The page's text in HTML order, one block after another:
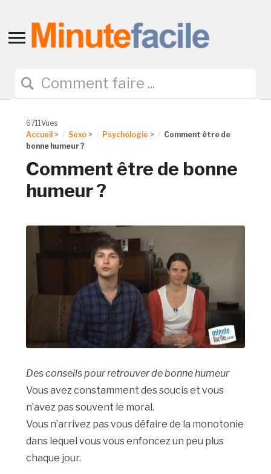
Toggle
navigation
6711Vues
Accueil > Sexo > Psychologie >
Comment être de
bonne humeur ?
Comment être de bonne
humeur ?
Des conseils pour retrouver de bonne humeur
Vous avez constamment des soucis et vous
n’avez pas souvent le moral.
Vous n’arrivez pas vous défaire de la monotonie
dans lequel vous vous enfoncez un peu plus
chaque jour.